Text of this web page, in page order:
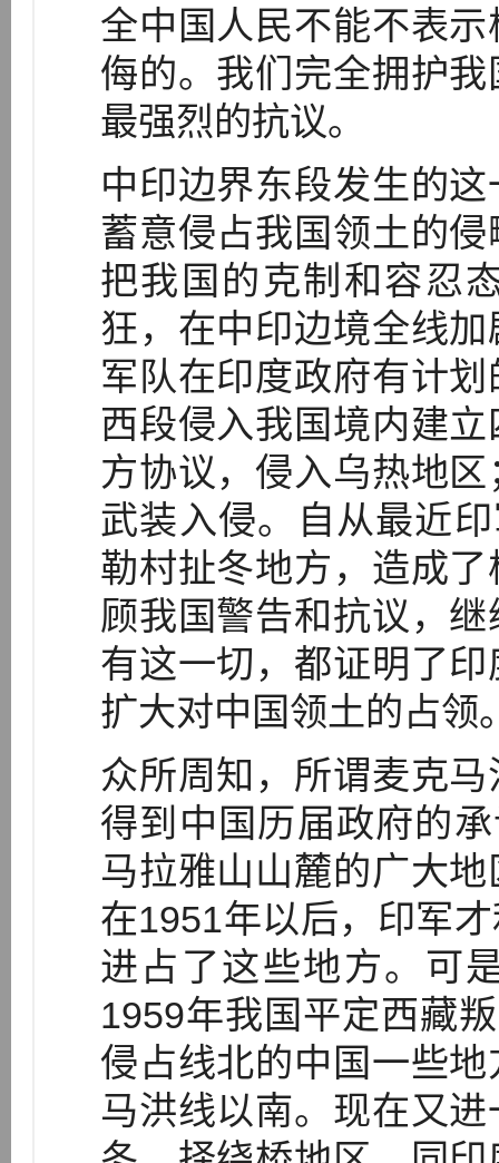
全中国人民不能不表
侮的。我们完全拥护
最强烈的抗议。
中印边界东段发生的
蓄意侵占我国领土的
把我国的克制和容忍
狂，在中印边境全线
军队在印度政府有计
西段侵入我国境内建
方协议，侵入乌热地
武装入侵。自从最近
勒村扯冬地方，造成
顾我国警告和抗议，
有这一切，都证明了
扩大对中国领土的占领
众所周知，所谓麦克
得到中国历届政府的
马拉雅山山麓的广大
在1951年以后，印军
进占了这些地方。可
1959年我国平定西藏
侵占线北的中国一些
马洪线以南。现在又